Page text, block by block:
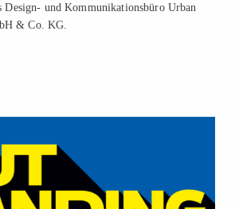
Design- und Kommunikationsbüro Urban
& Co. KG.